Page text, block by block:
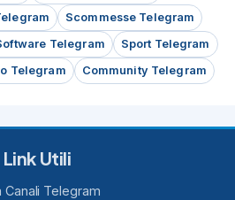
Scommesse Telegram
Telegram
Sport Telegram
Telegram Community Telegram
Link Utili
Canali Telegram